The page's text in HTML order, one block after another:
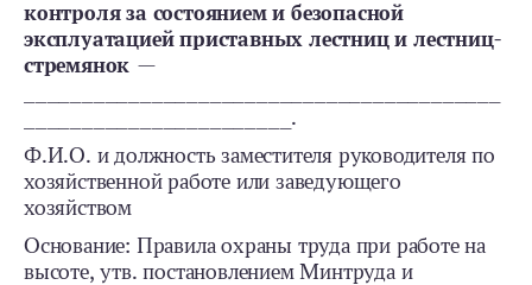
контроля за состоянием и безопасной
эксплуатацией приставных лестниц и лестниц-
стремянок —
_______________________.
Ф.И.О. и должность заместителя руководителя по
хозяйственной работе или заведующего
хозяйством
Основание: Правила охраны труда при работе на
высоте, утв. постановлением Минтруда и